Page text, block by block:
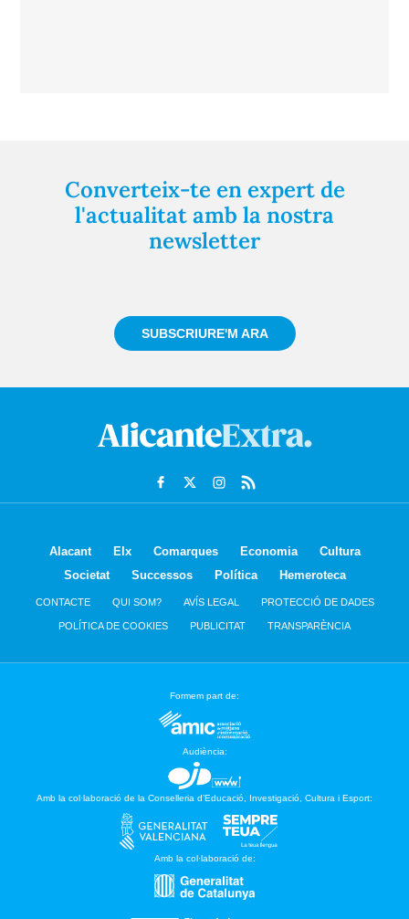
Converteix-te en expert de
l'actualitat amb la nostra
newsletter
SUBSCRIURE'M ARA
Alacant Elx Comarques Economia
Cultura
Societat
Successos Política Hemeroteca
CONTACTE QUI SOM? AVÍS LEGAL PROTECCIÓ DE DADES
POLÍTICA DE COOKIES PUBLICITAT TRANSPARÈNCIA
Formem part de:
Audiència:
Amb la col·laboració de la Conselleria d’Educació, Investigació, Cultura i Esport:
Amb la col·laboració de: